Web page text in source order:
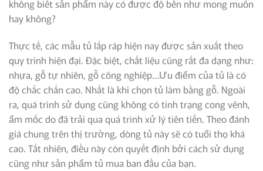
không biết sản phẩm này có được độ bền như mong muốn
hay không?
Thực tế, các mẫu tủ lắp ráp hiện nay được sản xuất theo
quy trình hiện đại. Đặc biệt, chất liệu cũng rất đa dạng như:
nhựa, gỗ tự nhiên, gỗ công nghiệp…Ưu điểm của tủ là có
độ chắc chắn cao. Nhất là khi chọn tủ làm bằng gỗ. Ngoài
ra, quá trình sử dụng cũng không có tình trạng cong vênh,
ẩm mốc do đã trải qua quá trình xử lý tiên tiến. Theo đánh
giá chung trên thị trường, dòng tủ này sẽ có tuổi thọ khá
cao. Tất nhiên, điều này còn quyết định bởi cách sử dụng
cũng như sản phẩm tủ mua ban đầu của bạn.